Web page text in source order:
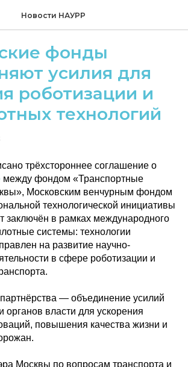
Новости НАУРР
фонды
усилия для
роботизации и
технологий
трёхстороннее соглашение о
между фондом «Транспортные
Московским венчурным фондом
технологической инициативы
заключён в рамках международного
системы: технологии
на развитие научно-
в сфере роботизации и
— объединение усилий
органов власти для ускорения
повышения качества жизни и
Москвы по вопросам транспорта и